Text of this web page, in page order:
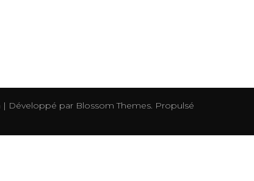
| Développé parBlossom Themes. Propulsé